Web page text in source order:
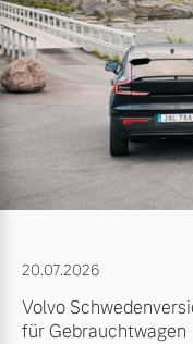
20.07.2026
Volvo
für Gebrauchtwagen